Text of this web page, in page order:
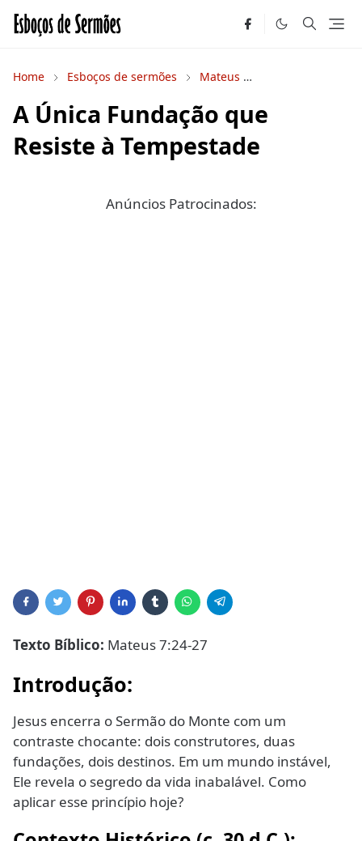
Home Esboços de sermões Mateus
A Única Fundação que
Resiste à Tempestade
Anúncios Patrocinados:
Texto Bíblico: Mateus 7:24-27
Introdução:
Jesus encerra o Sermão do Monte com um
contraste chocante: dois construtores, duas
fundações, dois destinos. Em um mundo instável,
Ele revela o segredo da vida inabalável. Como
aplicar esse princípio hoje?